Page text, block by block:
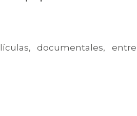
documentales, entre